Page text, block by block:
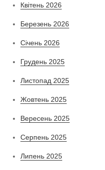
Квітень 2026
Березень 2026
Січень 2026
Грудень 2025
Листопад 2025
Жовтень 2025
Вересень 2025
Серпень 2025
Липень 2025